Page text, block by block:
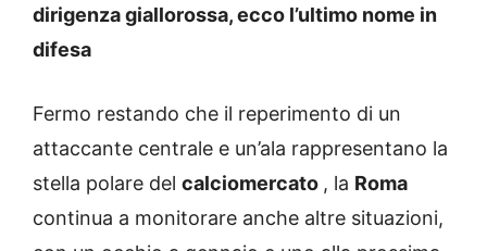
dirigenza giallorossa, ecco l’ultimo nome in
difesa
Fermo restando che il reperimento di un
attaccante centrale e un’ala rappresentano la
stella polare del calciomercato , la Roma
continua a monitorare anche altre situazioni,